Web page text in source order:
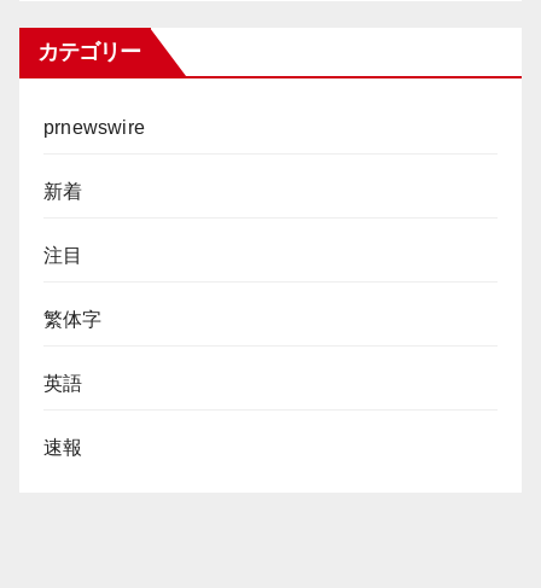
カテゴリー
prnewswire
新着
注目
繁体字
英語
速報